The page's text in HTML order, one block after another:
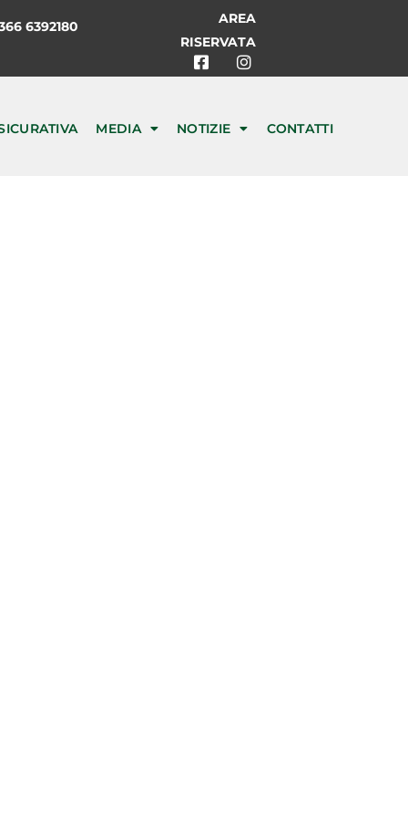
6392180
AREA
RISERVATA
MEDIA NOTIZIE CONTATTI